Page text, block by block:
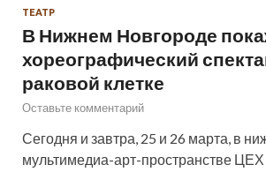
ТЕАТР
В Нижнем Новгороде
хореографический
раковой клетке
Оставьте комментарий
Сегодня и завтра, 25 и 26 марта, в
мультимедиа-арт-пространстве